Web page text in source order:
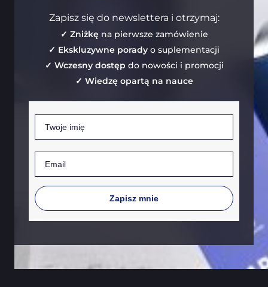
Zapisz się do newslettera i otrzymaj:
✓ Zniżkęna pierwsze zamówienie
✓ Ekskluzywne porady o suplementacji
✓ Wczesny dostęp do nowości i promocji
✓ Wiedzę opartą na nauce
Zapisz mnie